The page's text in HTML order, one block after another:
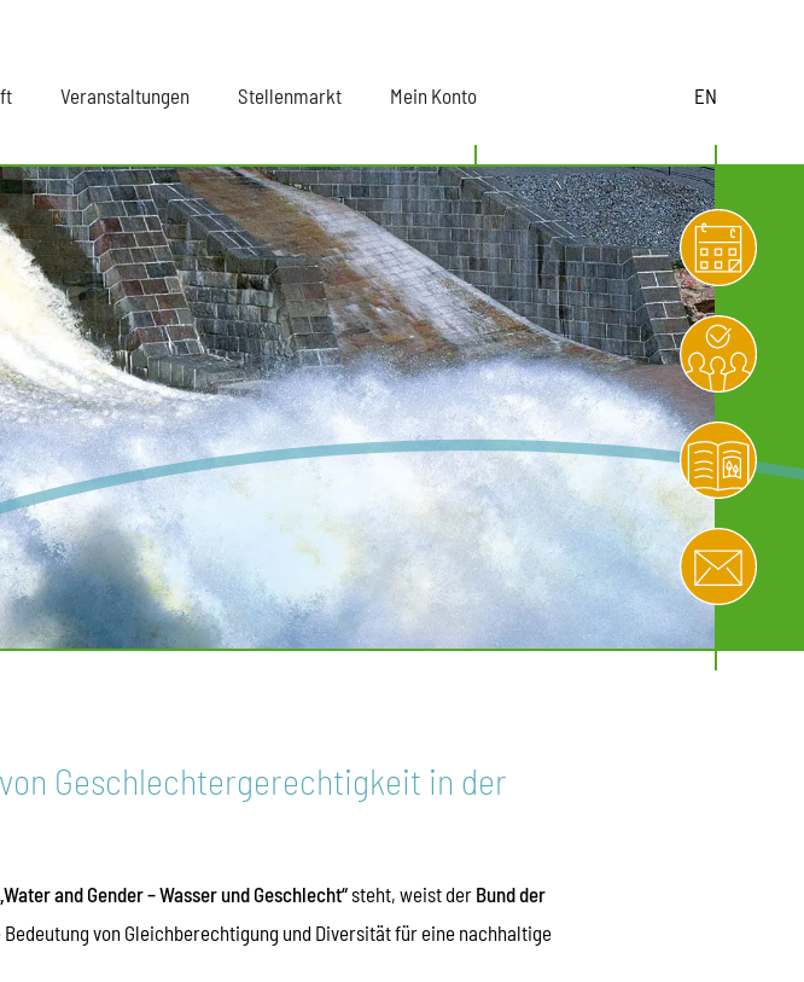
Veranstaltungen Stellenmarkt Mein Konto EN
Geschlechtergerechtigkeit in der
„Water and Gender – Wasser und Geschlecht“steht, weist der Bund der
Bedeutung von Gleichberechtigung und Diversität für eine nachhaltige